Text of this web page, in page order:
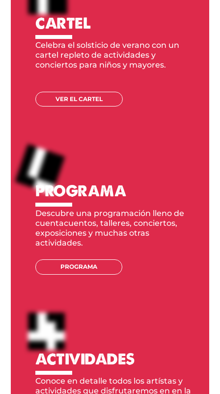
CARTEL
Celebra el solsticio de verano con un
cartel repleto de actividades y
conciertos para niños y mayores.
VER EL CARTEL
PROGRAMA
Descubre una programación lleno de
cuentacuentos, talleres, conciertos,
exposiciones y muchas otras
actividades.
PROGRAMA
ACTIVIDADES
Conoce en detalle todos los artístas y
actividades que disfrutaremos en en la